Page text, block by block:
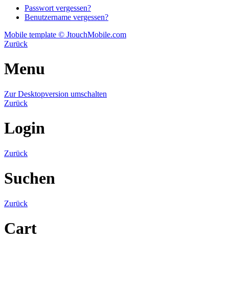
Passwort vergessen?
Benutzername vergessen?
Mobile template © JtouchMobile.com
Zurück
Menu
Zur Desktopversion umschalten
Zurück
Login
Zurück
Suchen
Zurück
Cart